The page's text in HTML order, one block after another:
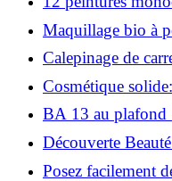
Découvrez les
Maquillage bio à
s'équiper pour
Calepinage de
astuces
Cosmétique
beauté pour zéro
BA 13 au plafond
coller ?
Découverte
Glamour !
Posez facilement